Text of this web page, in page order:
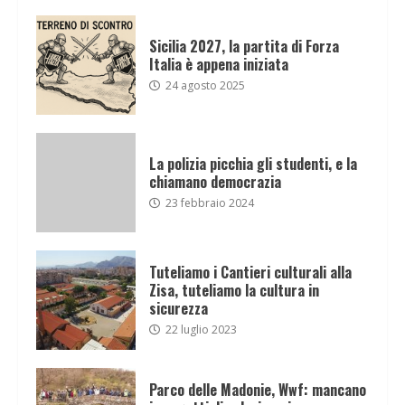
Sicilia 2027, la partita di Forza
Italia è appena iniziata
24 agosto 2025
La polizia picchia gli studenti, e la
chiamano democrazia
23 febbraio 2024
Tuteliamo i Cantieri culturali alla
Zisa, tuteliamo la cultura in
sicurezza
22 luglio 2023
Parco delle Madonie, Wwf: mancano